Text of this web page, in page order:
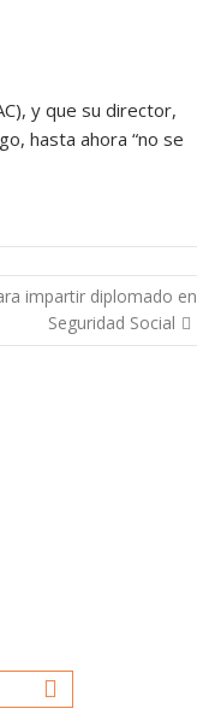
y que su director,
hasta ahora “no se
impartir diplomado en
Seguridad Social